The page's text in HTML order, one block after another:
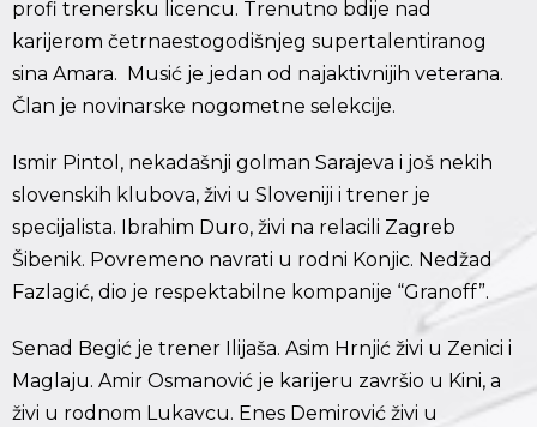
profi trenersku licencu. Trenutno bdije nad
karijerom četrnaestogodišnjeg supertalentiranog
sina Amara. Musić je jedan od najaktivnijih veterana.
Član je novinarske nogometne selekcije.
Ismir Pintol, nekadašnji golman Sarajeva i još nekih
slovenskih klubova, živi u Sloveniji i trener je
specijalista. Ibrahim Duro, živi na relacili Zagreb
Šibenik. Povremeno navrati u rodni Konjic. Nedžad
Fazlagić, dio je respektabilne kompanije “Granoff”.
Senad Begić je trener Ilijaša. Asim Hrnjić živi u Zenici i
Maglaju. Amir Osmanović je karijeru završio u Kini, a
živi u rodnom Lukavcu. Enes Demirović živi u